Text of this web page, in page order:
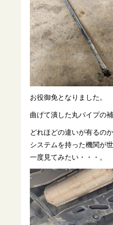
お役御免となりました。
曲げて潰した丸パイプの
どれほどの違いが有るの
システムを持った機関が
一度見てみたい・・・。